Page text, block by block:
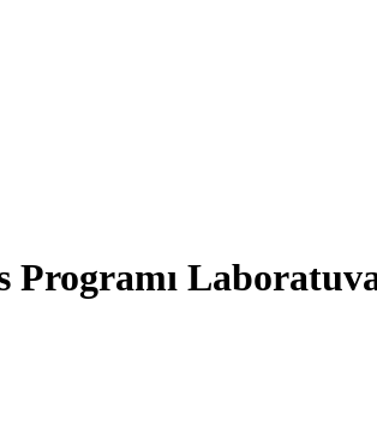
Programı